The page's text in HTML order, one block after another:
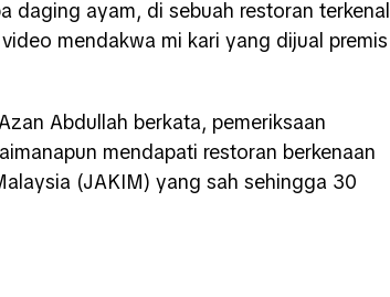
daging ayam, di sebuah restoran terkenal
mendakwa mi kari yang dijual premis
Abdullah berkata, pemeriksaan
mendapati restoran berkenaan
(JAKIM) yang sah sehingga 30